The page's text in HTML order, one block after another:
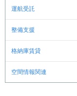
運航受託
整備支援
格納庫賃貸
空間情報関連